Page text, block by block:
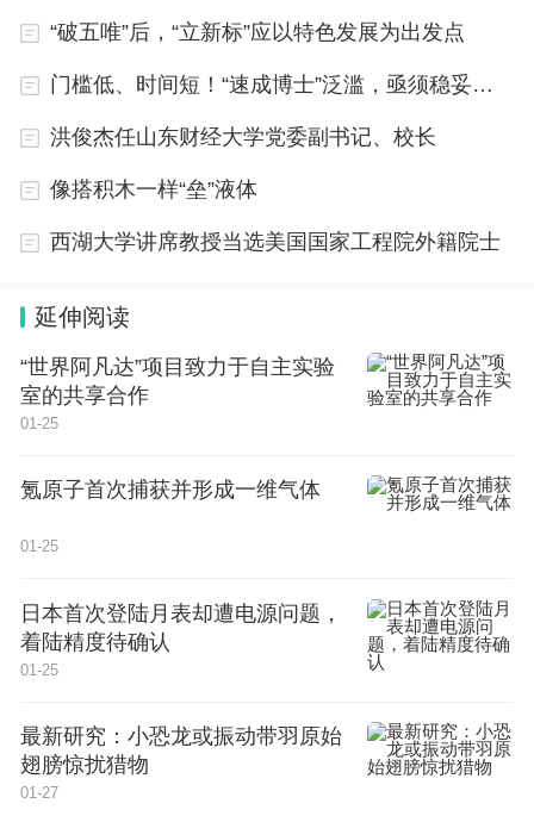
是让我们多听少说的。善于倾听和思考，才是成熟的
合自身特点去总结，最后形成自己的经验和计划的
人。那些模仿别人复习进度和模式的人只能成为他人
3.像鹰一样飞翔
幼 鹰和鸡一起啄食、嬉闹和休息。它以为自己是一
只鸡。这只鹰渐渐长大，羽翼丰满了，主人想把它训
和鸡完全一样，根本没有飞的愿望了。主人试了各种
办法，都毫无效果，最后把它带到山顶上，一把将它
之中它拼命地扑打翅膀，就这样，它终于飞了起来！
磨练召唤成功的力量。在考研择校中，当周围的
最有价值的学校和专业，他们的挑战精神是值得提倡
的。对于那些想在考研中磨砺自己，想真正见识学术
“破五唯”后，“立新标”应以特色发展为出发点
门槛低、时间短！“速成博士”泛滥，亟须稳妥应对
洪俊杰任山东财经大学党委副书记、校长
像搭积木一样“垒”液体
西湖大学讲席教授当选美国国家工程院外籍院士
延伸阅读
“世界阿凡达”项目致力于自主实验
室的共享合作
01-25
氪原子首次捕获并形成一维气体
01-25
日本首次登陆月表却遭电源问题，
着陆精度待确认
01-25
最新研究：小恐龙或振动带羽原始
翅膀惊扰猎物
01-27